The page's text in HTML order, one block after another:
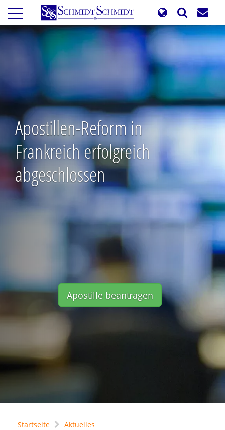
Direkt
zum
Inhalt
Apostillen-Reform in
Frankreich erfolgreich
abgeschlossen
Apostille beantragen
Startseite Aktuelles